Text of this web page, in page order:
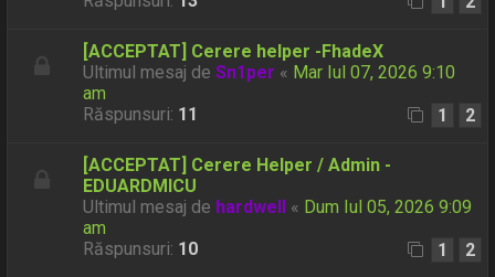
[ACCEPTAT] Cerere helper -FhadeX
Ultimul mesaj deSn1per « Mar Iul 07, 2026 9:10
am
Răspunsuri: 11 1 2
[ACCEPTAT] Cerere Helper / Admin -
EDUARDMICU
Ultimul mesaj de hardwell « Dum Iul 05, 2026 9:09
am
Răspunsuri: 10 1 2